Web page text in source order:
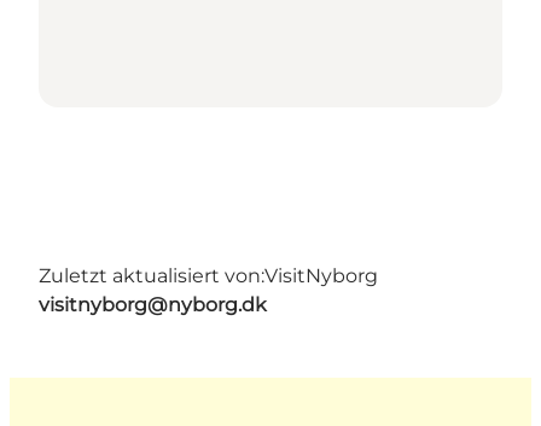
Zuletzt aktualisiert von:VisitNyborg
visitnyborg@nyborg.dk